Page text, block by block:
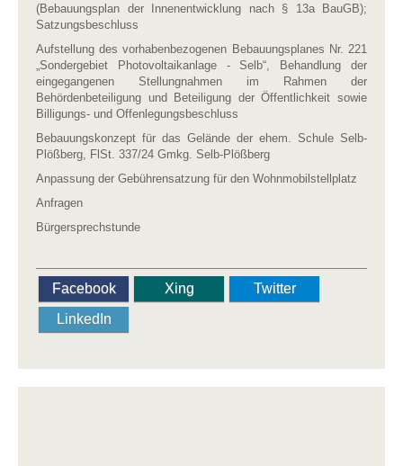
(Bebauungsplan der Innenentwicklung nach § 13a BauGB);
Satzungsbeschluss
Aufstellung des vorhabenbezogenen Bebauungsplanes Nr. 221
„Sondergebiet Photovoltaikanlage - Selb“, Behandlung der
eingegangenen Stellungnahmen im Rahmen der
Behördenbeteiligung und Beteiligung der Öffentlichkeit sowie
Billigungs- und Offenlegungsbeschluss
Bebauungskonzept für das Gelände der ehem. Schule Selb-
Plößberg, FlSt. 337/24 Gmkg. Selb-Plößberg
Anpassung der Gebührensatzung für den Wohnmobilstellplatz
Anfragen
Bürgersprechstunde
Facebook Xing
Twitter
LinkedIn